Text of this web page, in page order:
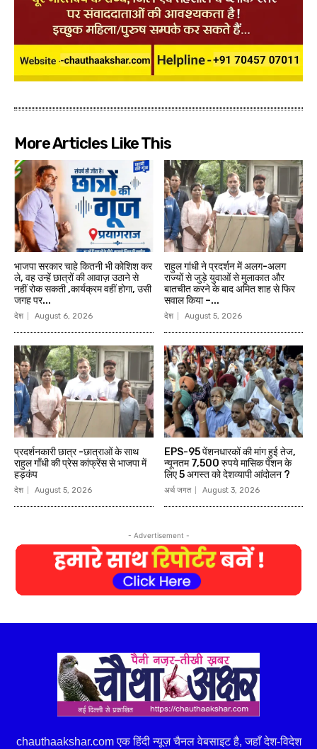
More Articles Like This
भाजपा सरकार चाहे कितनी भी कोशिश कर
ले, वह उन्हें छात्रों की आवाज़ उठाने से
नहीं रोक सकती ,कार्यक्रम वहीं होगा, उसी
जगह पर...
देश August 6, 2026
राहुल गांधी ने प्रदर्शन में अलग-अलग
राज्यों से जुड़े युवाओं से मुलाकात और
बातचीत करने के बाद अमित शाह से फिर
सवाल किया –...
देश August 5, 2026
प्रदर्शनकारी छात्र -छात्राओं के साथ
राहुल गाँधी की प्रेस कांफ्रेंस से भाजपा में
हड़कंप
देश August 5, 2026
EPS-95 पेंशनधारकों की मांग हुई तेज,
न्यूनतम 7,500 रुपये मासिक पेंशन के
लिए 5 अगस्त को देशव्यापी आंदोलन ?
अर्थ जगत August 3, 2026
- Advertisement -
chauthaakshar.com एक हिंदी न्यूज़ चैनल वेबसाइट है, जहाँ देश-विदेश